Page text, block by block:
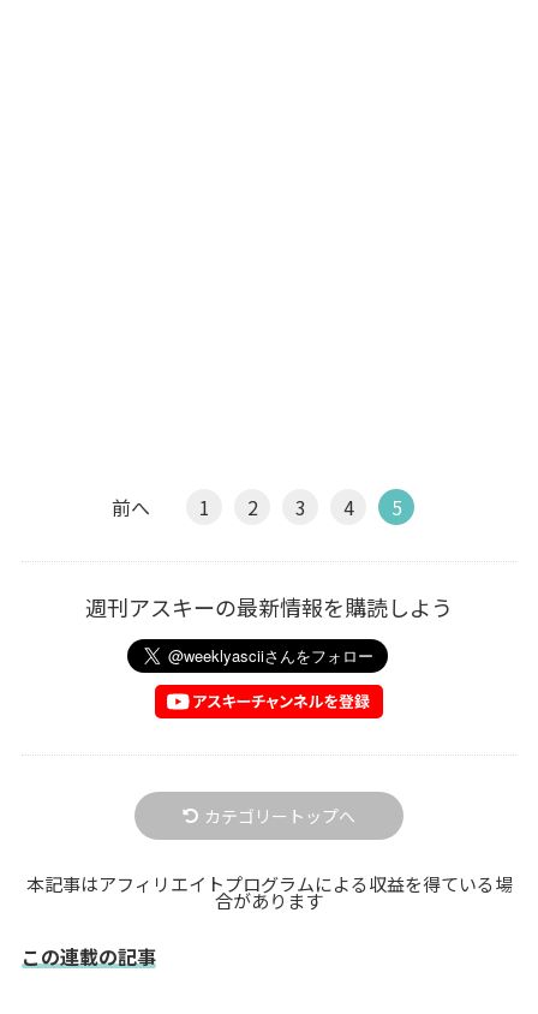
前へ 1 2 3 4 5
週刊アスキーの最新情報を購読しよう
カテゴリートップへ
本記事はアフィリエイトプログラムによる収益を得ている場
合があります
この連載の記事